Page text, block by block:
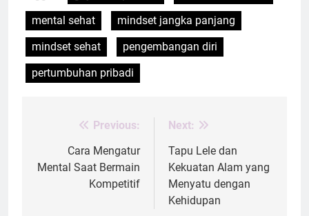
mental sehat
mindset jangka panjang
mindset sehat
pengembangan diri
pertumbuhan pribadi
navigation
Previous:
Cara Mengatur
Mental Saat Bermain
Kompetitif
Next:
Tapu Lele dan
Kekuatan Alam yang
Menyatu dengan
Kehidupan